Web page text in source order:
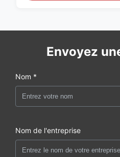
Envoyez
Nom *
Nom de l'entreprise